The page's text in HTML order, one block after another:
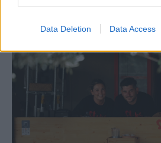
Data Deletion Data Access